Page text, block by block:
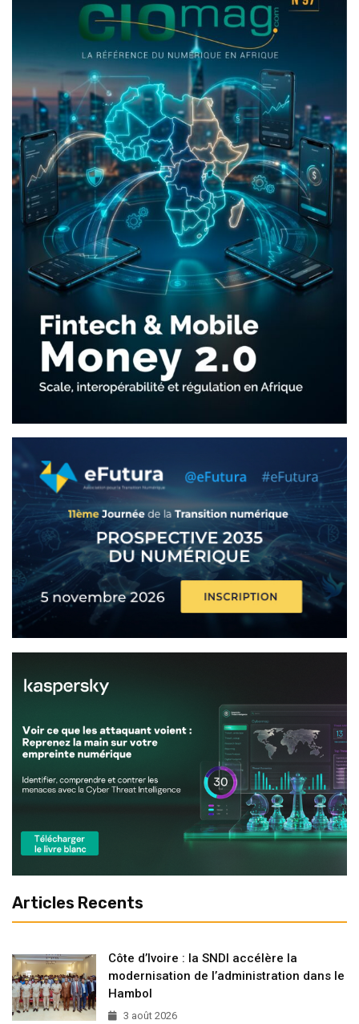
Articles Recents
Côte d’Ivoire : la SNDI accélère la
modernisation de l’administration dans le
Hambol
3 août 2026